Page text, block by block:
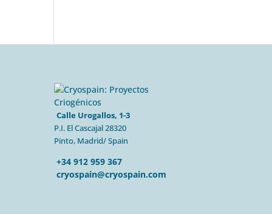
Calle Urogallos, 1-3
P.I. El Cascajal 28320
Pinto, Madrid/ Spain
+34 912 959 367
cryospain@cryospain.com